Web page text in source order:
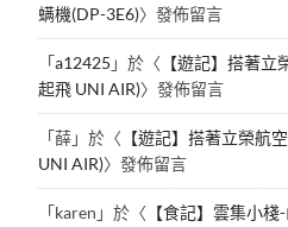
螨機(DP-3E6)〉發佈留言
「a12425 」於〈 【遊記】搭著
起飛 UNI AIR)〉發佈留言
「薛」於〈 【遊記】搭著立榮航
UNI AIR)〉發佈留言
「karen 」於〈 【食記】雲集小